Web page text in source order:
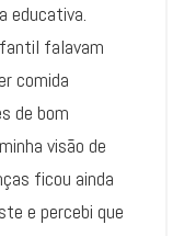
educativa.
falavam
comida
de bom
visão de
ficou ainda
e percebi que